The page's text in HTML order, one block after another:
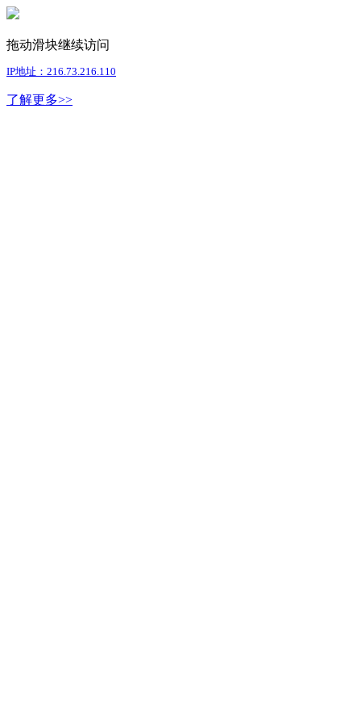
拖动滑块继续访问
IP地址：216.73.216.110
了解更多>>